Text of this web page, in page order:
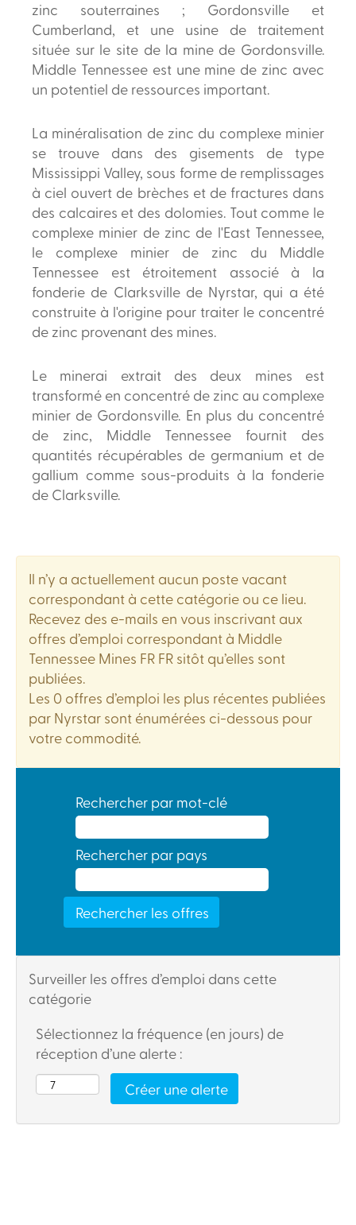
zinc souterraines ; Gordonsville et
Cumberland, et une usine de traitement
située sur le site de la mine de Gordonsville.
Middle Tennessee est une mine de zinc avec
un potentiel de ressources important.
La minéralisation de zinc du complexe minier
se trouve dans des gisements de type
Mississippi Valley, sous forme de remplissages
à ciel ouvert de brèches et de fractures dans
des calcaires et des dolomies. Tout comme le
complexe minier de zinc de l'East Tennessee,
le complexe minier de zinc du Middle
Tennessee est étroitement associé à la
fonderie de Clarksville de Nyrstar, qui a été
construite à l'origine pour traiter le concentré
de zinc provenant des mines.
Le minerai extrait des deux mines est
transformé en concentré de zinc au complexe
minier de Gordonsville. En plus du concentré
de zinc, Middle Tennessee fournit des
quantités récupérables de germanium et de
gallium comme sous-produits à la fonderie
de Clarksville.
Il n’y a actuellement aucun poste vacant
correspondant à cette catégorie ou ce lieu.
Recevez des e-mails en vous inscrivant aux
offres d’emploi correspondant à Middle
Tennessee Mines FR FR sitôt qu’elles sont
publiées.
Les 0 offres d’emploi les plus récentes publiées
par Nyrstar sont énumérées ci-dessous pour
votre commodité.
Rechercher par mot-clé
Rechercher par pays
Surveiller les offres d’emploi dans cette
catégorie
Sélectionnez la fréquence (en jours) de
réception d’une alerte :